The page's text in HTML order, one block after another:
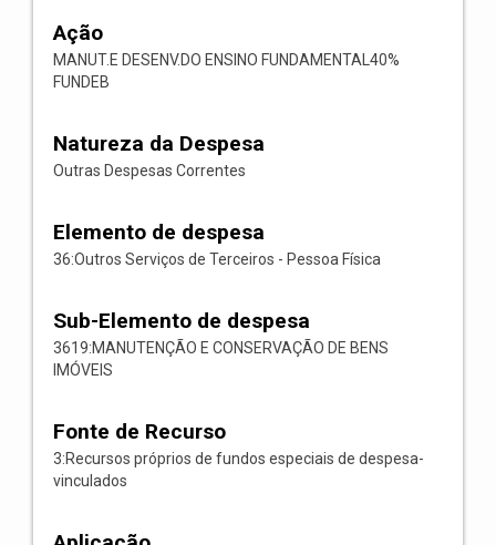
Ação
MANUT.E DESENV.DO ENSINO FUNDAMENTAL40%
FUNDEB
Natureza da Despesa
Outras Despesas Correntes
Elemento de despesa
36:Outros Serviços de Terceiros - Pessoa Física
Sub-Elemento de despesa
3619:MANUTENÇÃO E CONSERVAÇÃO DE BENS
IMÓVEIS
Fonte de Recurso
3:Recursos próprios de fundos especiais de despesa-
vinculados